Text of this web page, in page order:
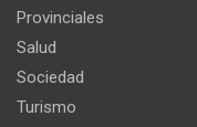
Provinciales
Salud
Sociedad
Turismo